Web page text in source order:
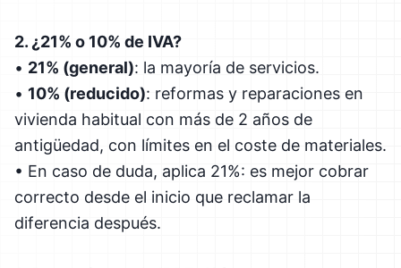
2. ¿21% o 10% de IVA?
• 21% (general): la mayoría de servicios.
• 10% (reducido): reformas y reparaciones en
vivienda habitual con más de 2 años de
antigüedad, con límites en el coste de materiales.
• En caso de duda, aplica 21%: es mejor cobrar
correcto desde el inicio que reclamar la
diferencia después.